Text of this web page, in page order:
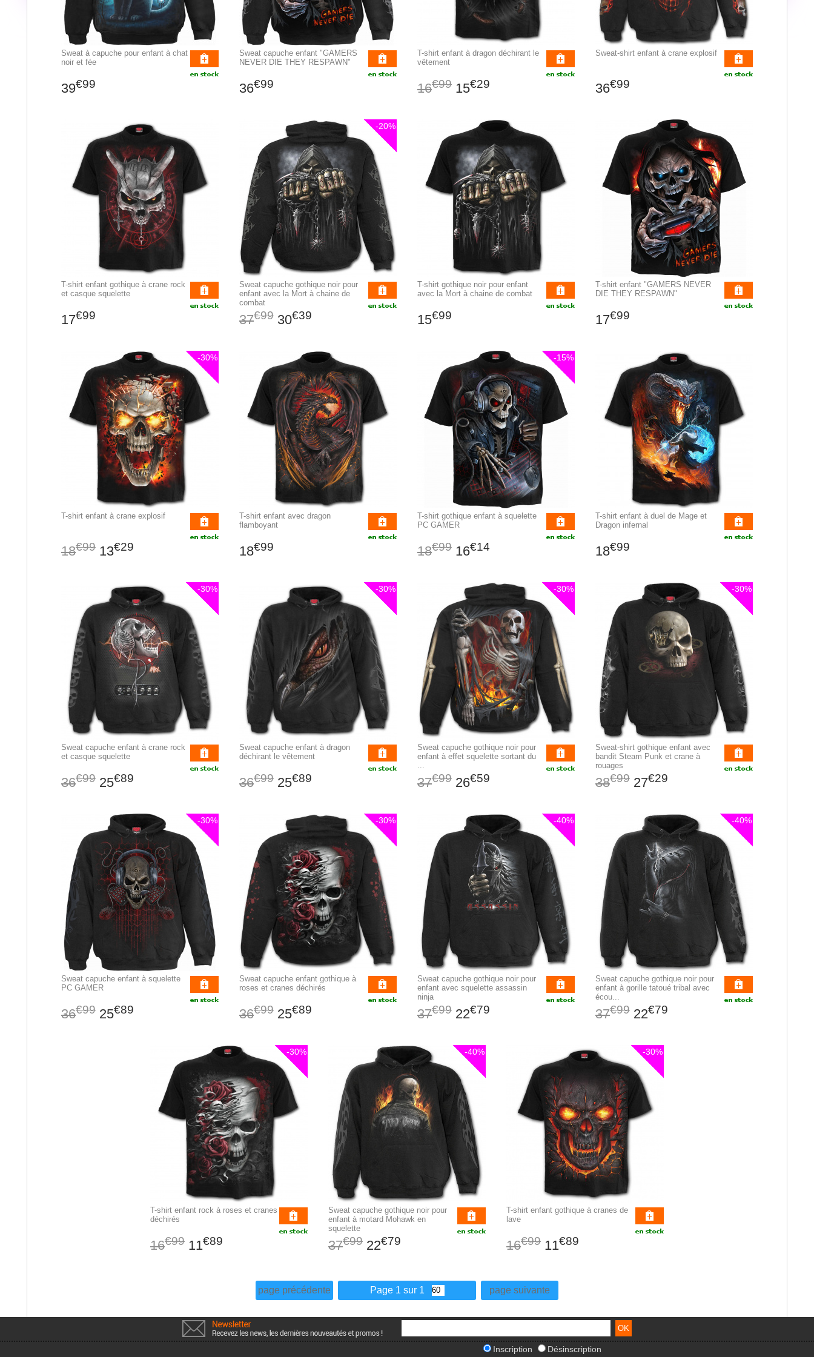
Sweat à capuche pour enfant à chat
noir et fée
39€99
Sweat capuche enfant "GAMERS
NEVER DIE THEY RESPAWN"
36€99
T-shirt enfant à dragon déchirant le
vêtement
16€99 15€29
Sweat-shirt enfant à crane explosif
36€99
T-shirt enfant gothique à crane rock
et casque squelette
17€99
Sweat capuche gothique noir pour
enfant avec la Mort à chaine de
combat
37€99 30€39
-20%
T-shirt gothique noir pour enfant
avec la Mort à chaine de combat
15€99
T-shirt enfant "GAMERS NEVER
DIE THEY RESPAWN"
17€99
T-shirt enfant à crane explosif
18€99 13€29
-30%
T-shirt enfant avec dragon
flamboyant
18€99
T-shirt gothique enfant à squelette
PC GAMER
18€99 16€14
-15%
T-shirt enfant à duel de Mage et
Dragon infernal
18€99
Sweat capuche enfant à crane rock
et casque squelette
36€99 25€89
-30%
Sweat capuche enfant à dragon
déchirant le vêtement
36€99 25€89
-30%
Sweat capuche gothique noir pour
enfant à effet squelette sortant du
...
37€99 26€59
-30%
Sweat-shirt gothique enfant avec
bandit Steam Punk et crane à
rouages
38€99 27€29
-30%
Sweat capuche enfant à squelette
PC GAMER
36€99 25€89
-30%
Sweat capuche enfant gothique à
roses et cranes déchirés
36€99 25€89
-30%
Sweat capuche gothique noir pour
enfant avec squelette assassin
ninja
37€99 22€79
-40%
Sweat capuche gothique noir pour
enfant à gorille tatoué tribal avec
écou...
37€99 22€79
-40%
T-shirt enfant rock à roses et cranes
déchirés
16€99 11€89
-30%
Sweat capuche gothique noir pour
enfant à motard Mohawk en
squelette
37€99 22€79
-40%
T-shirt enfant gothique à cranes de
lave
16€99 11€89
-30%
page précédente page suivante
Page 1 sur 1
Inscription Désinscription